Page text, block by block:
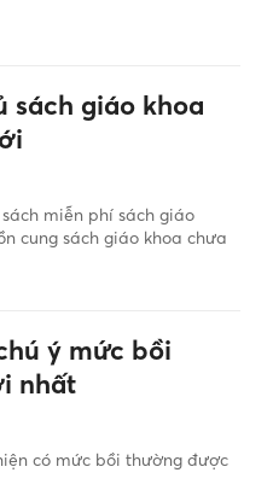
sách giáo khoa
miễn phí sách giáo
cung sách giáo khoa chưa
ý mức bồi
nhất
có mức bồi thường được